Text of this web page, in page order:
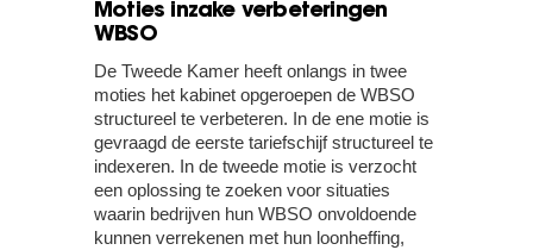
Moties inzake verbeteringen
WBSO
De Tweede Kamer heeft onlangs in twee
moties het kabinet opgeroepen de WBSO
structureel te verbeteren. In de ene motie is
gevraagd de eerste tariefschijf structureel te
indexeren. In de tweede motie is verzocht
een oplossing te zoeken voor situaties
waarin bedrijven hun WBSO onvoldoende
kunnen verrekenen met hun loonheffing,